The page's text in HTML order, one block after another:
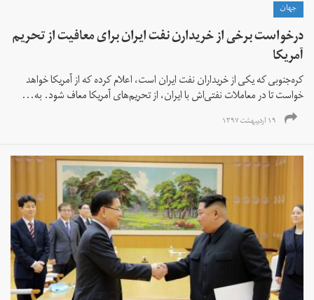
جهان
درخواست برخی از خریدارن نفت ایران برای معافیت از تحریم
آمریکا
کره‌جنوبی که یکی از خریداران نفت ایران است، اعلام کرده که از آمریکا خواهد
خواست تا در معاملات نفتی‌اش با ایران،‌ از تحریم‌های آمریکا معاف شود. به...
۱۹ اردیبهشت ۱۳۹۷